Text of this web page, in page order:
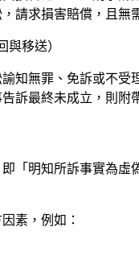
請求損害賠償，且無
與移送）
諭知無罪、免訴或不
訴最終未成立，則
「明知所訴事實為
素，例如：